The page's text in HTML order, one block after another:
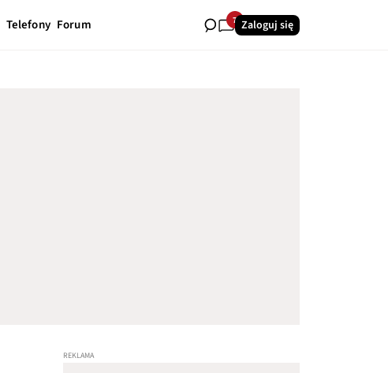
Telefony Forum 7 Zaloguj się